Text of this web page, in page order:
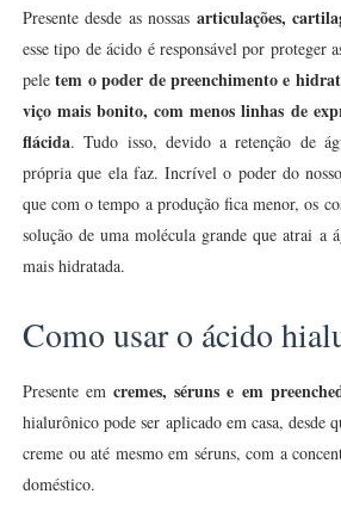
Presente desde as nossas articulações,
esse tipo de ácido é responsável por proteger
peletem o poder de preenchimento e
viço mais bonito, com menos linhas de
flácida. Tudo isso, devido a retenção de
própria que ela faz. Incrível o poder do
que com o tempo a produção fica menor, os
solução de uma molécula grande que atrai a
mais hidratada.
Como usar o ácido
Presente em cremes, séruns e em
hialurônico pode ser aplicado em casa, desde
creme ou até mesmo em séruns, com a
doméstico.